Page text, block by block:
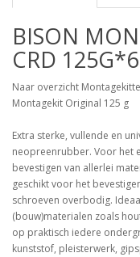
BISON
CRD
Naar overzicht
Montagekit Original 125 g
Extra sterke, vullende en
neopreenrubber. Voor het
bevestigen van allerlei
geschikt voor het
schroeven overbodig.
(bouw)materialen zoals
op praktisch iedere
kunststof, pleisterwerk,